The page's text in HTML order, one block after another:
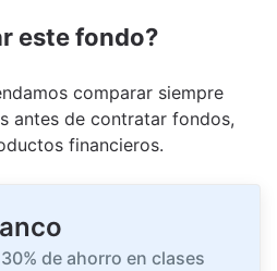
este fondo?
comparar siempre
antes de contratar fondos,
financieros.
de ahorro en clases